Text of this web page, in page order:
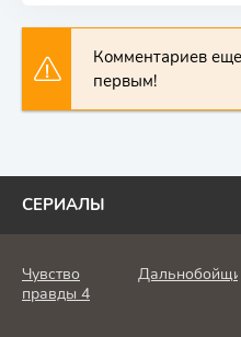
Комментариев
первым!
СЕРИАЛЫ
Чувство
правды 4
Дальнобойщик